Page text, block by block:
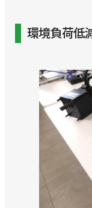
環境負荷低